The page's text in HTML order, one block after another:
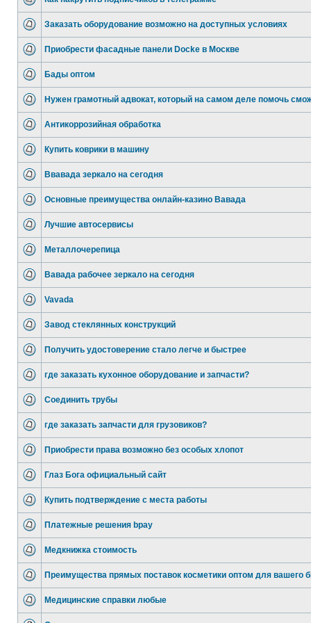
Заказать оборудование возможно на доступных условиях
Приобрести фасадные панели Docke в Москве
Бады оптом
Нужен грамотный адвокат, который на самом деле помочь
Антикоррозийная обработка
Купить коврики в машину
Ввавада зеркало на сегодня
Основные преимущества онлайн-казино Вавада
Лучшие автосервисы
Металлочерепица
Вавада рабочее зеркало на сегодня
Vavada
Завод стеклянных конструкций
Получить удостоверение стало легче и быстрее
где заказать кухонное оборудование и запчасти?
Соединить трубы
где заказать запчасти для грузовиков?
Приобрести права возможно без особых хлопот
Глаз Бога официальный сайт
Купить подтверждение с места работы
Платежные решения bpay
Медкнижка стоимость
Преимущества прямых поставок косметики оптом для вашего
Медицинские справки любые